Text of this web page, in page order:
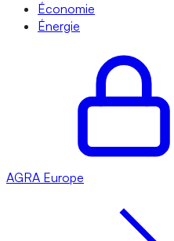
Économie
Énergie
AGRA Europe